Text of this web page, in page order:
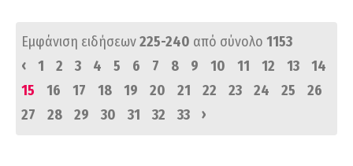
Εμφάνιση ειδήσεων225-240 από σύνολο 1153
‹
1 2 3 4 5 6 7 8 9 10 11 12 13
14
15
16 17 18 19 20 21 22 23 24 25
26
27
28 29 30 31 32 33 ›